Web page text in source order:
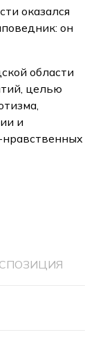
оказался
он
области
целью
и